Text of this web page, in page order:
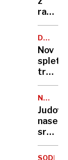
na
požar:
poletni
požari
vse
hujši?
Nov
spletni
trend
skrbi
slog
sredi
noči
požgali